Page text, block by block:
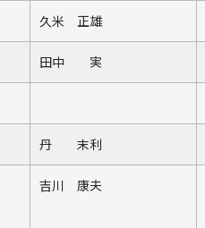
久米 正雄
田中 実
丹 末利
吉川 康夫